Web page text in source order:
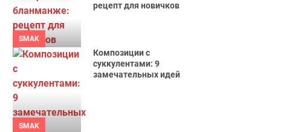
SMAK
рецепт для новичков
SMAK
Композиции с
суккулентами: 9
замечательных идей